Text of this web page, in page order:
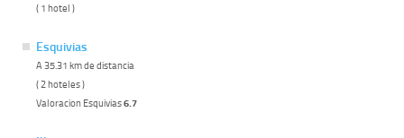
( 1 hotel )
Esquivias
A 35.31 km de distancia
( 2 hoteles )
Valoracion Esquivias6.7